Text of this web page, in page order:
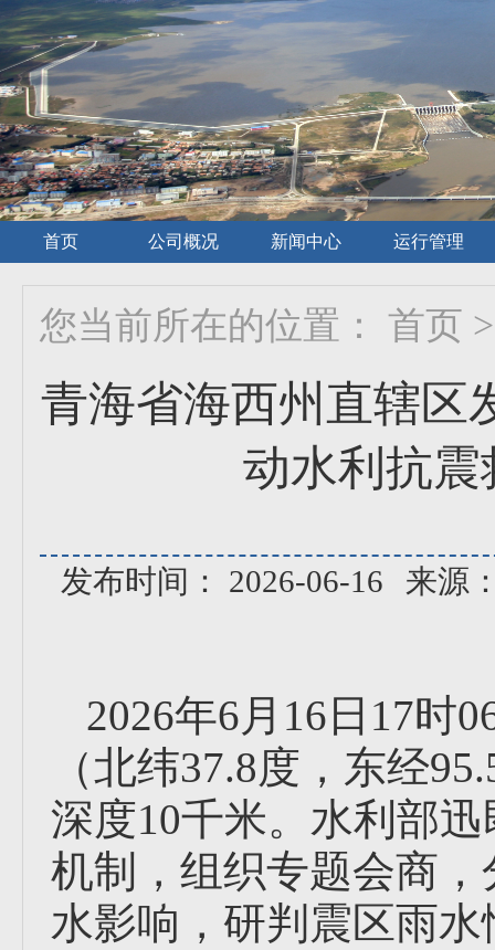
首页 公司概况 新闻中心 运行管理
您当前所在的位置： 首页 >
青海省海西州直辖区
动水利抗
发布时间： 2026-06-16 来源
2026年6月16日17时
（北纬37.8度，东经
深度10千米。水利部
机制，组织专题会商
水影响，研判震区雨